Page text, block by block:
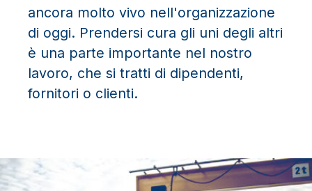
ancora molto vivo nell'organizzazione
di oggi. Prendersi cura gli uni degli altri
è una parte importante nel nostro
lavoro, che si tratti di dipendenti,
fornitori o clienti.